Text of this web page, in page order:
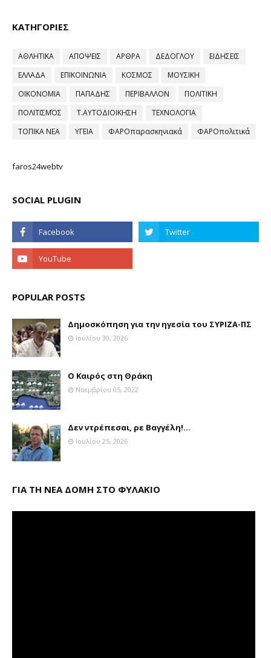
ΚΑΤΗΓΟΡΙΕΣ
ΑΘΛΗΤΙΚΑ ΑΠΟΨΕΙΣ ΑΡΘΡΑ ΔΕΔΟΓΛΟΥ
ΕΙΔΗΣΕΙΣ
ΕΛΛΑΔΑ
ΕΠΙΚΟΙΝΩΝΙΑ ΚΟΣΜΟΣ
ΜΟΥΣΙΚΗ
ΟΙΚΟΝΟΜΙΑ
ΠΑΠΑΔΗΣ ΠΕΡΙΒΑΛΛΟΝ
ΠΟΛΙΤΙΚΗ
ΠΟΛΙΤΙΣΜΌΣ
Τ.ΑΥΤΟΔΙΟΙΚΗΣΗ
ΤΕΧΝΟΛΟΓΙΑ
ΤΟΠΙΚΑ ΝΕΑ
ΥΓΕΙΑ ΦΑΡΟπαρασκηνιακά ΦΑΡΟπολιτικά
faros24webtv
SOCIAL PLUGIN
POPULAR POSTS
Δημοσκόπηση για την ηγεσία του ΣΥΡΙΖΑ-ΠΣ
Ιουλίου 30, 2026
Ο Καιρός στη Θράκη
Νοεμβρίου 05, 2022
Δεν ντρέπεσαι, ρε Βαγγέλη!...
Ιουλίου 25, 2026
ΓΙΑ ΤΗ ΝΕΑ ΔΟΜΗ ΣΤΟ ΦΥΛΑΚΙΟ